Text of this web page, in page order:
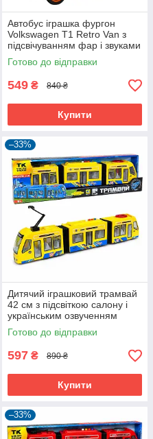
Автобус іграшка фургон
Volkswagen T1 Retro Van з
підсвічуванням фар і звуками
25 см Блакитний (60914)
Готово до відправки
549 ₴ 840 ₴
Купити
–33%
Дитячий іграшковий трамвай
42 см з підсвіткою салону і
українським озвученням
Жовтий (61073)
Готово до відправки
597 ₴ 890 ₴
Купити
–33%